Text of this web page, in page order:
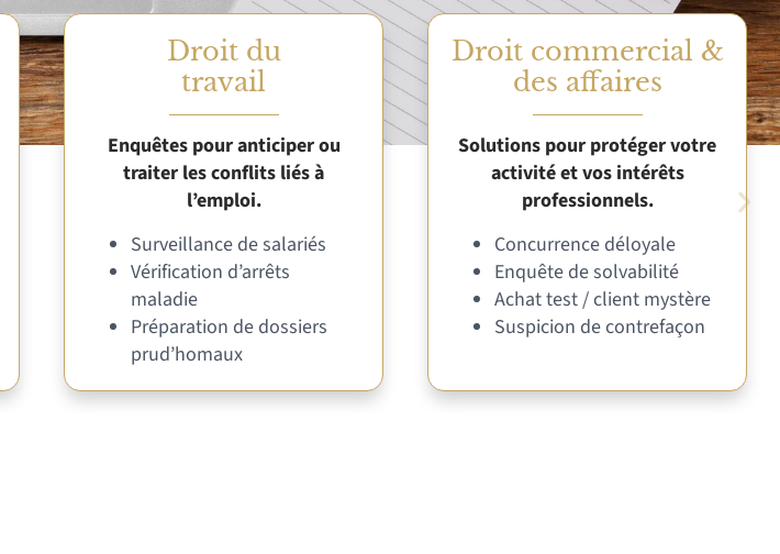
Droit du
travail
Enquêtes pour anticiper ou
traiter les conflits liés à
l’emploi.
Surveillance de salariés
Vérification d’arrêts
maladie
Préparation de dossiers
prud’homaux
Droit commercial &
des affaires
Solutions pour protéger votre
activité et vos intérêts
professionnels.
Concurrence déloyale
Enquête de solvabilité
Achat test / client mystère
Suspicion de contrefaçon